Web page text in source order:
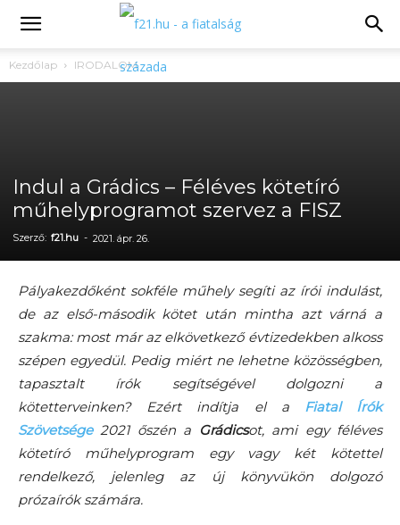
Kezdőlap IRODALOM
Indul a Grádics – Féléves kötetíró
műhelyprogramot szervez a FISZ
Szerző: f21.hu - 2021. ápr. 26.
Pályakezdőként sokféle műhely segíti az írói indulást,
de az első-második kötet után mintha azt várná a
szakma: most már az elkövetkező évtizedekben alkoss
szépen egyedül. Pedig miért ne lehetne közösségben,
tapasztalt írók segítségével dolgozni a
kötetterveinken? Ezért indítja el a Fiatal Írók
Szövetsége2021 őszén a Grádicsot, ami egy féléves
kötetíró műhelyprogram egy vagy két kötettel
rendelkező, jelenleg az új könyvükön dolgozó
prózaírók számára.